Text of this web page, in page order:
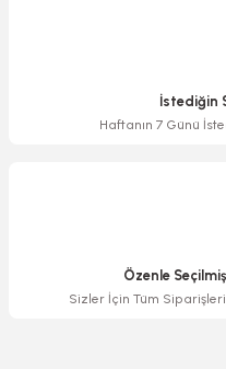
İstediğin
Haftanın 7 Günü
Özenle
Sizler İçin Tüm